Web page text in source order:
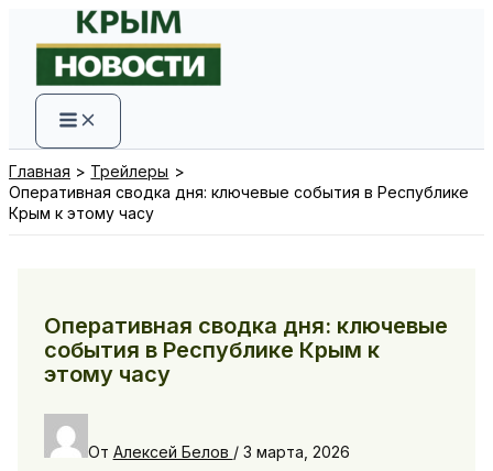
содержимому
Главная
Трейлеры
Оперативная сводка дня: ключевые события в Республике
Крым к этому часу
Оперативная сводка дня: ключевые
события в Республике Крым к
этому часу
От Алексей Белов / 3 марта, 2026